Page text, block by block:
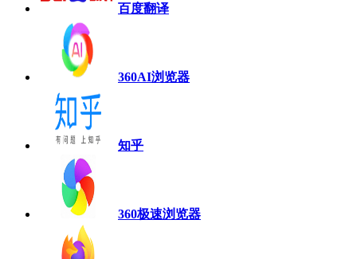
百度翻译
360AI浏览器
知乎
360极速浏览器